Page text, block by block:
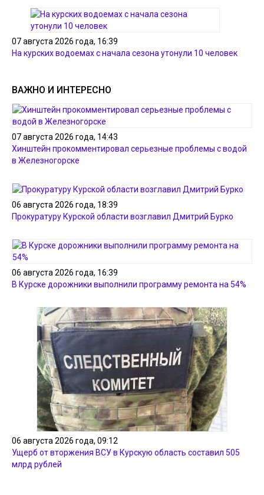
07 августа 2026 года, 16:39
На курских водоемах с начала сезона утонули 10 человек
ВАЖНО И ИНТЕРЕСНО
07 августа 2026 года, 14:43
Хинштейн прокомментировал серьезные проблемы с водой
в Железногорске
06 августа 2026 года, 18:39
Прокуратуру Курской области возглавил Дмитрий Бурко
06 августа 2026 года, 16:39
В Курске дорожники выполнили программу ремонта на 54%
06 августа 2026 года, 09:12
Ущерб от вторжения ВСУ в Курскую область составил 505
млрд рублей